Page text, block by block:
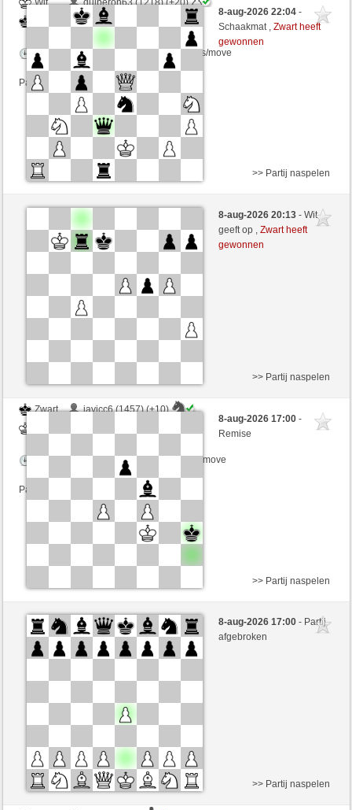
Wit
quiberon63 (1218) (+20)
VITORIA (1302) (-20)
Speelduur: 8 minutes/side + 12 seconds/move
Partij telt mee voor de ranglijst
8-aug-2026 22:04-
Schaakmat ,Zwart heeft
gewonnen
Zwart
AjaxAgam (1457) (+10)
VITORIA (1312) (-10)
Partij telt mee voor de ranglijst
>> Partij naspelen
8-aug-2026 20:13- Wit
geeft op ,Zwart heeft
gewonnen
Zwart
javicc6 (1457) (+10)
Speelduur: 7 minutes/side + 2 seconds/move
Partij telt mee voor de ranglijst
>> Partij naspelen
8-aug-2026 17:00-
Remise
Zwart
matahari (1539) (-9)
Wit
VITORIA (1313) (+9)
>> Partij naspelen
8-aug-2026 17:00- Partij
afgebroken
>> Partij naspelen